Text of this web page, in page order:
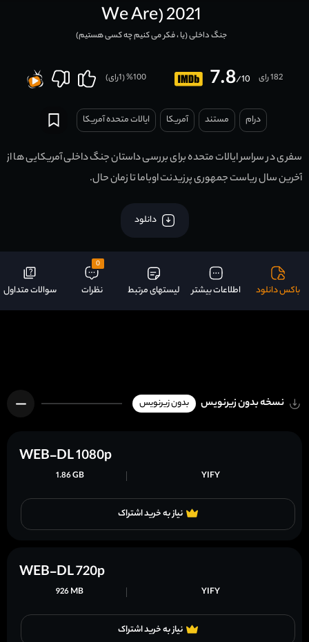
We Are) 2021
جنگ داخلی (یا ، فکر می کنیم چه کسی هستیم)
7.8/10 182 رای 100
% (
1رای)
درام مستند آمریکا ایالات متحده آمریکا
سفری در سراسر ایالات متحده برای بررسی داستان جنگ داخلی آمریکایی ها از
آخرین سال ریاست جمهوری پرزیدنت اوباما تا زمان حال.
دانلود
باکس دانلود اطلاعات بیشتر لیستهای مرتبط
0
نظرات سوالات متداول
نسخه بدون زیرنویس بدون زیرنویس
نیاز به خرید اشتراک
YIFY
1.86 GB
WEB-DL 1080p
نیاز به خرید اشتراک
YIFY
926 MB
WEB-DL 720p